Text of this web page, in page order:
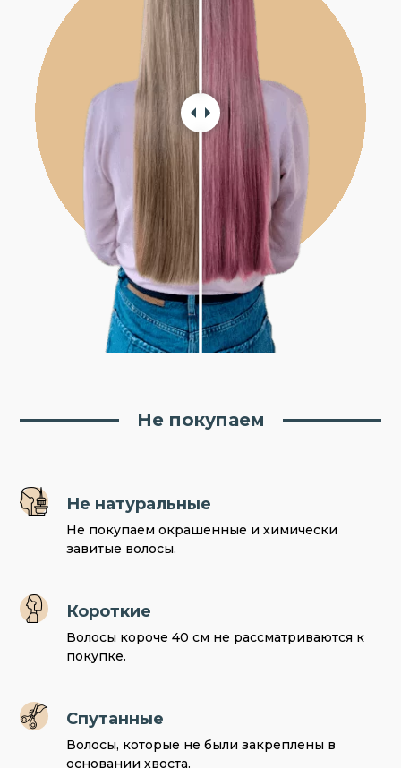
Не покупаем
Не натуральные
Не покупаем окрашенные и химически
завитые волосы.
Короткие
Волосы короче 40 см не рассматриваются к
покупке.
Спутанные
Волосы, которые не были закреплены в
основании хвоста.